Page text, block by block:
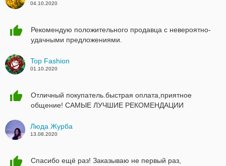
04.10.2020
Рекомендую положительного продавца с невероятно-
удачными предложениями.
Top Fashion
01.10.2020
Отличный покупатель.быстрая оплата,приятное
общение! САМЫЕ ЛУЧШИЕ РЕКОМЕНДАЦИИ
Люда Журба
13.08.2020
Спасибо ещё раз! Заказываю не первый раз,